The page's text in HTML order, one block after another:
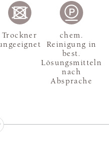
Trockner
chem.
Reinigung in
best.
Lösungsmitteln
nach
Absprache